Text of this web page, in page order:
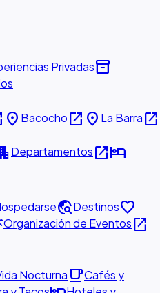
Privadasinventory_2
place Bacochoopen_in_new place La Barraopen_in_new
Departamentosopen_in_newhotel
travel_exploreDestinosfavorite
Organización de Eventosopen_in_new
Nocturna local_cafeCafés y